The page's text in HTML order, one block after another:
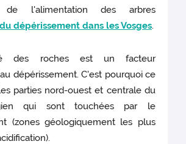
de l'alimentation des arbres
dépérissement dans les Vosges.
des roches est un facteur
dépérissement. C'est pourquoi ce
parties nord-ouest et centrale du
qui sont touchées par le
(zones géologiquement les plus